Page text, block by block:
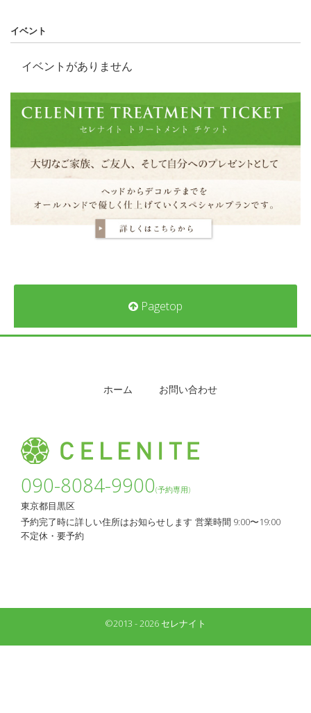
イベント
イベントがありません
Pagetop
ホーム お問い合わせ
090-8084-9900(予約専用)
東京都目黒区
予約完了時に詳しい住所はお知らせします 営業時間 9:00〜19:00
不定休・要予約
©2013 - 2026 セレナイト